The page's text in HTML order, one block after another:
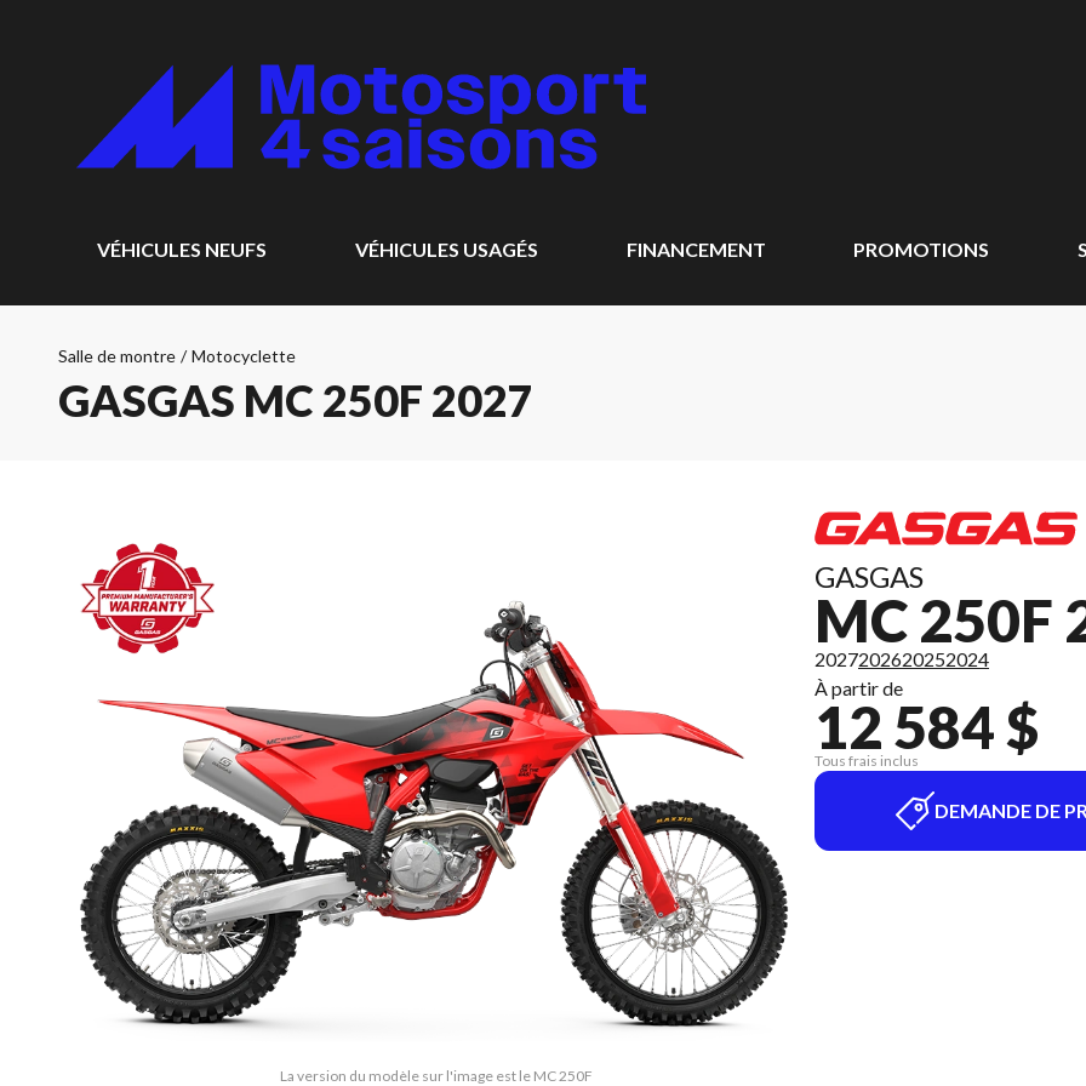
VÉHICULES NEUFS VÉHICULES USAGÉS FINANCEMENT PROMOTIONS
Salle de montre / Motocyclette
GASGAS MC 250F 2027
La version du modèle sur l'image est le MC 250F
GASGAS
MC 250F
2027202620252024
À partir de
12 584 $
Tous frais inclus
DEMANDE DE